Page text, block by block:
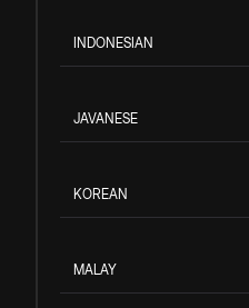
INDONESIAN
JAVANESE
KOREAN
MALAY